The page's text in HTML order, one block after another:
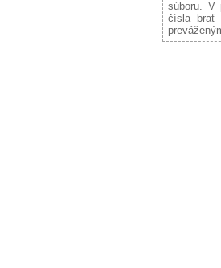
súboru. V
čísla brať